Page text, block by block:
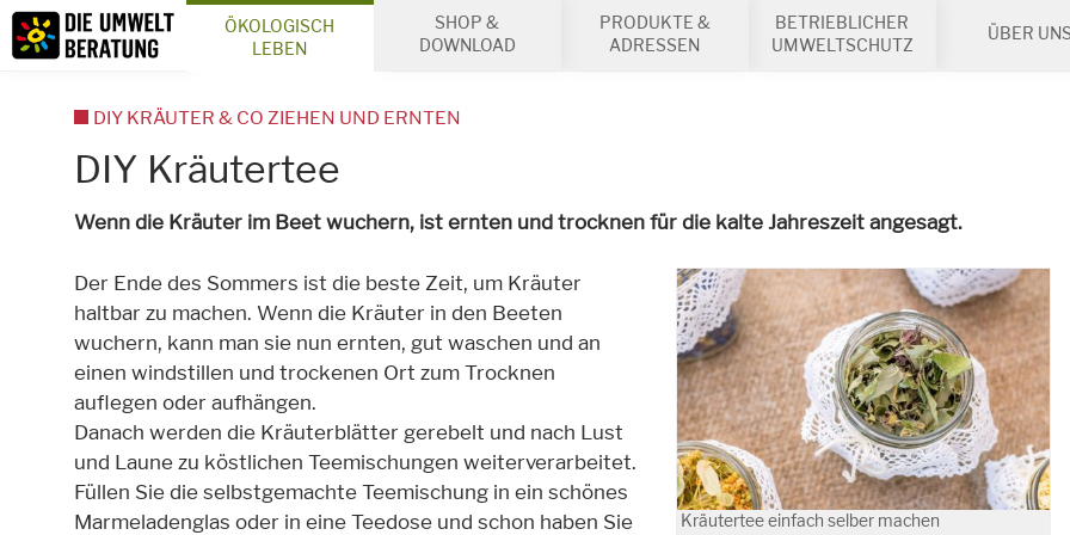
Inhalt
Suche
ÖKOLOGISCH
LEBEN
SHOP &
DOWNLOAD
PRODUKTE &
ADRESSEN
BETRIEBLICHER
UMWELTSCHUTZ
ÜBER
DIY Kräutertee
Wenn die Kräuter im Beet wuchern, ist ernten und trocknen für die kalte Jahreszeit angesagt.
Kräutertee einfach selber machen
Der Ende des Sommers ist die beste Zeit, um Kräuter
haltbar zu machen. Wenn die Kräuter in den Beeten
wuchern, kann man sie nun ernten, gut waschen und an
einen windstillen und trockenen Ort zum Trocknen
auflegen oder aufhängen.
Danach werden die Kräuterblätter gerebelt und nach Lust
und Laune zu köstlichen Teemischungen weiterverarbeitet.
Füllen Sie die selbstgemachte Teemischung in ein schönes
Marmeladenglas oder in eine Teedose und schon haben Sie
DIY KRÄUTER & CO ZIEHEN UND ERNTEN